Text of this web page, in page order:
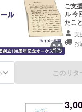
ご支
ル 今回のプロジェクトをご支援頂い
たこ
開催
プロ
させ
す。
支
お
このリ